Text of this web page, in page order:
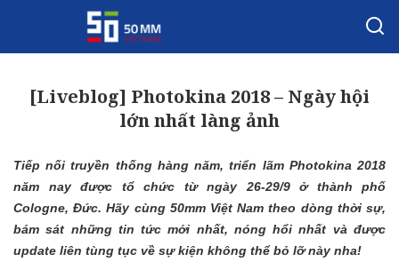
[Liveblog] Photokina 2018 – Ngày hội
lớn nhất làng ảnh
Tiếp nối truyền thống hàng năm, triển lãm Photokina 2018
năm nay được tổ chức từ ngày 26-29/9 ở thành phố
Cologne, Đức. Hãy cùng 50mm Việt Nam theo dòng thời sự,
bám sát những tin tức mới nhất, nóng hổi nhất và được
update liên tùng tục về sự kiện không thể bỏ lỡ này nha!